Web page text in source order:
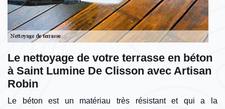
Le nettoyage de votre terrasse en béton
à Saint Lumine De Clisson avec Artisan
Robin
Le béton est un matériau très résistant et qui a la